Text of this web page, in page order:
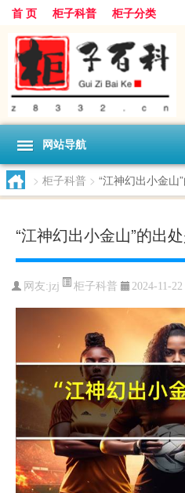
首 页 柜子科普 柜子分类
网站导航
> 柜子科普 > “江神幻出小金山
“江神幻出小金山”的出
网友:jzj 柜子科普 2024-11-